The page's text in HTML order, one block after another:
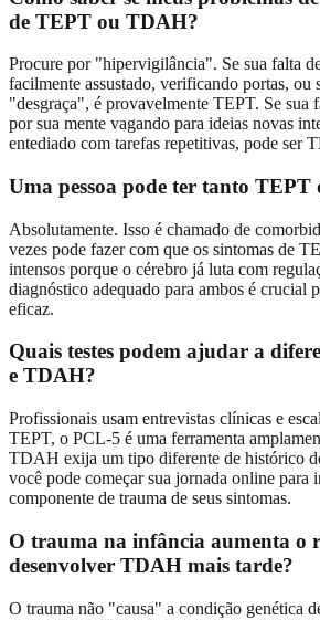
de TEPT ou TDAH?
Procure por "hipervigilância". Se sua falta
facilmente assustado, verificando portas, ou
"desgraça", é provavelmente TEPT. Se sua
por sua mente vagando para ideias novas
entediado com tarefas repetitivas, pode ser
Uma pessoa pode ter tanto
Absolutamente. Isso é chamado de
vezes pode fazer com que os sintomas de
intensos porque o cérebro já luta com
diagnóstico adequado para ambos é crucial
eficaz.
Quais testes podem ajudar a
e TDAH?
Profissionais usam entrevistas clínicas e
TEPT, o PCL-5 é uma ferramenta
TDAH exija um tipo diferente de histórico
você pode começar sua jornada online
componente de trauma de seus sintomas.
O trauma na infância aumenta o
desenvolver TDAH mais tarde?
O trauma não "causa" a condição genética